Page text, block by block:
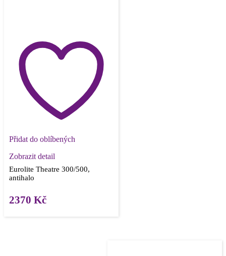
Přidat do oblíbených
Zobrazit detail
Eurolite Theatre 300/500,
antihalo
2370 Kč